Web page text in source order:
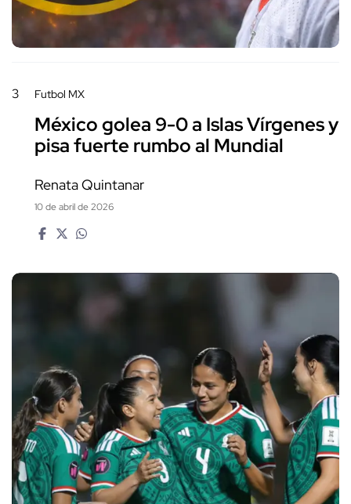
3 Futbol MX
México golea 9-0 a Islas Vírgenes y
pisa fuerte rumbo al Mundial
Renata Quintanar
10 de abril de 2026